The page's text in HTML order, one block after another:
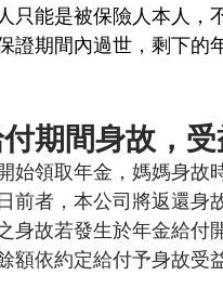
只能是被保險人本人，
證期間內過世，剩下的
期間身故，
始領取年金，媽媽身故
前者，本公司將返還身
身故若發生於年金給付
額依約定給付予身故受